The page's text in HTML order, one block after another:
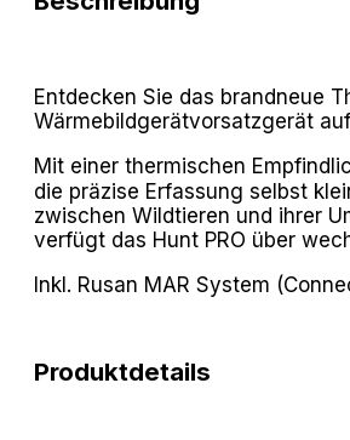
Entdecken Sie das brandneue
Wärmebildgerätvorsatzgerät
Mit einer thermischen
die präzise Erfassung selbst
zwischen Wildtieren und ihrer
verfügt das Hunt PRO über
Inkl. Rusan MAR System
Produktdetails